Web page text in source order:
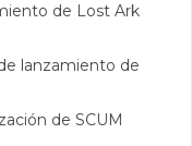
de Lost Ark
lanzamiento de
de SCUM